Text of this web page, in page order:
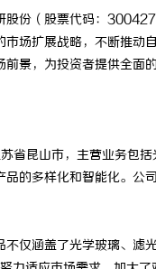
股份（股票代码：
场扩展战略，不断推动
景，为投资者提供全面
省昆山市，主营业务包
的多样化和智能化。
仅涵盖了光学玻璃、